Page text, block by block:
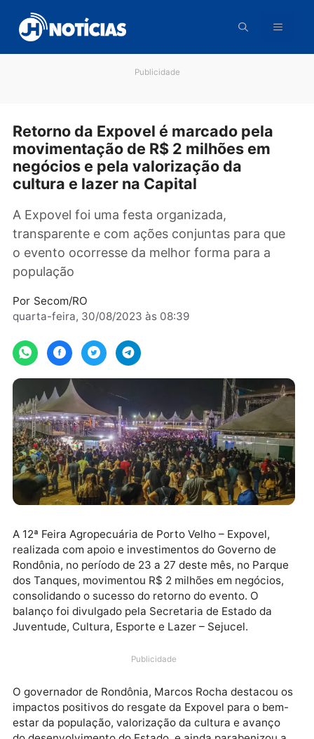
para
conteúdo
Retorno da Expovel é marcado pela
movimentação de R$ 2 milhões em
negócios e pela valorização da
A Expovel foi uma festa organizada,
transparente e com ações conjuntas para
o evento ocorresse da melhor forma para a
população
quarta-feira, 30/08/2023 às 08:39
A 12ª Feira Agropecuária de Porto Velho – Expovel,
realizada com apoio e investimentos do Governo de
Rondônia, no período de 23 a 27 deste mês, no
consolidando o sucesso do retorno do evento. O
Juventude, Cultura, Esporte e Lazer – Sejucel.
Publicidade